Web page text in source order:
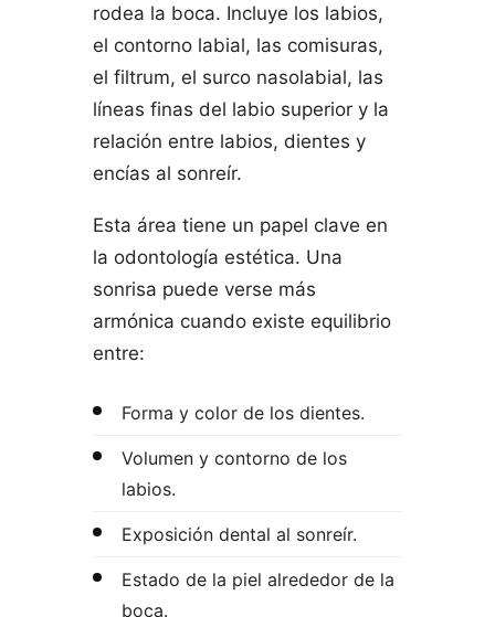
rodea la boca. Incluye los labios,
el contorno labial, las comisuras,
el filtrum, el surco nasolabial, las
líneas finas del labio superior y la
relación entre labios, dientes y
encías al sonreír.
Esta área tiene un papel clave en
la odontología estética. Una
sonrisa puede verse más
armónica cuando existe equilibrio
entre:
Forma y color de los dientes.
Volumen y contorno de los
labios.
Exposición dental al sonreír.
Estado de la piel alrededor de la
boca.